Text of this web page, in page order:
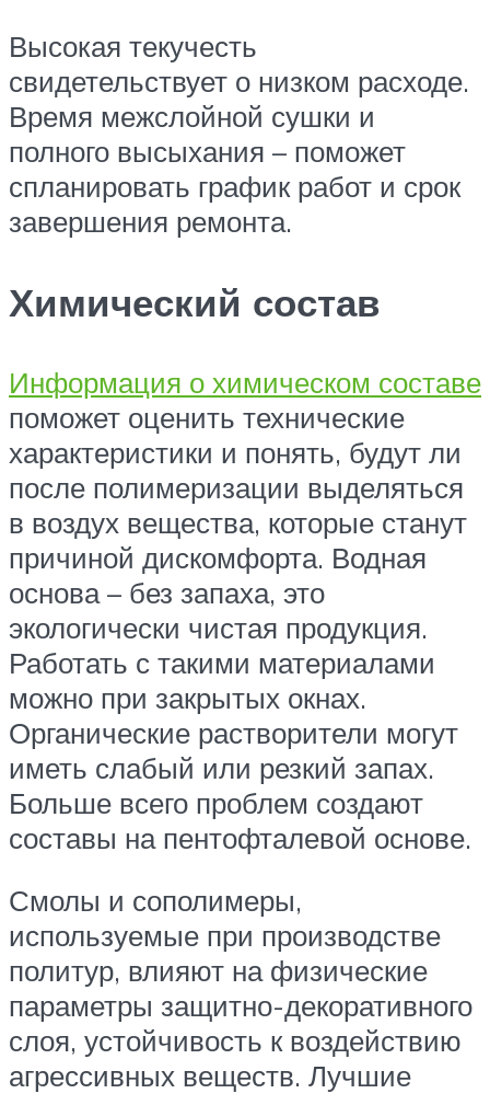
Высокая текучесть
свидетельствует о низком расходе.
Время межслойной сушки и
полного высыхания – поможет
спланировать график работ и срок
завершения ремонта.
Химический состав
Информация о химическом составе
поможет оценить технические
характеристики и понять, будут ли
после полимеризации выделяться
в воздух вещества, которые станут
причиной дискомфорта. Водная
основа – без запаха, это
экологически чистая продукция.
Работать с такими материалами
можно при закрытых окнах.
Органические растворители могут
иметь слабый или резкий запах.
Больше всего проблем создают
составы на пентофталевой основе.
Смолы и сополимеры,
используемые при производстве
политур, влияют на физические
параметры защитно-декоративного
слоя, устойчивость к воздействию
агрессивных веществ. Лучшие